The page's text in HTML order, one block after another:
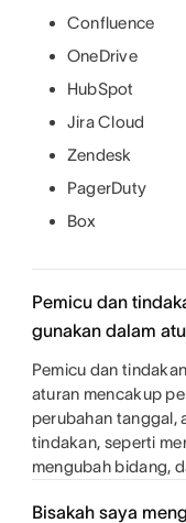
Confluence
OneDrive
HubSpot
Jira Cloud
Zendesk
PagerDuty
Box
Pemicu dan
gunakan dalam
Pemicu dan
aturan mencakup
perubahan tanggal,
tindakan, seperti
mengubah bidang,
Bisakah saya